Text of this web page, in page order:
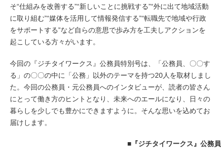
そ“仕組みを改善する”“新しいことに挑戦する”“外に出て地域活動
に取り組む”“媒体を活用して情報発信する”“転職先で地域や行政
をサポートする”など自らの意思で歩み方を工夫しアクションを
起こしている方々がいます。
今回の『ジチタイワークス』公務員特別号は、「公務員、〇〇す
る」の〇〇の中に「公務」以外のテーマを持つ20人を取材しまし
た。今回の公務員・元公務員へのインタビューが、読者の皆さん
にとって働き方のヒントとなり、未来へのエールになり、日々の
暮らしを少しでも豊かにできますように。そんな思いを込めてお
届けします。
■『ジチタイワークス』公務